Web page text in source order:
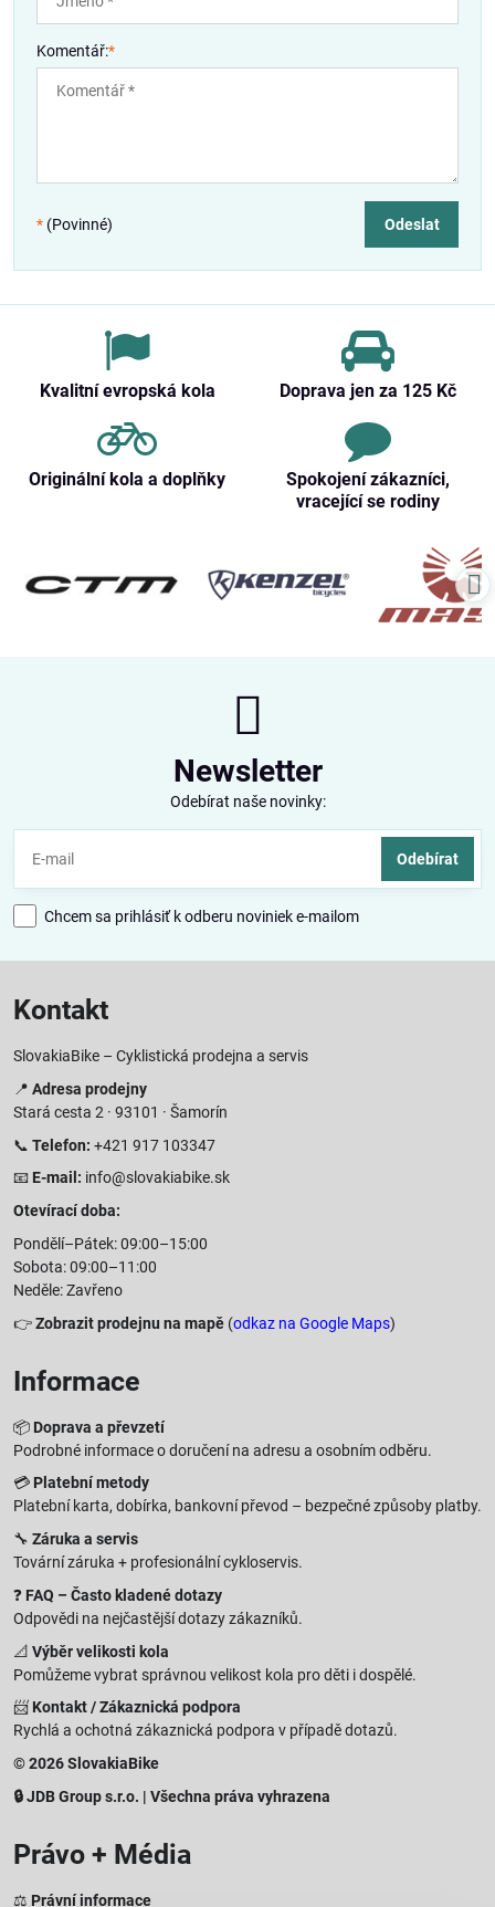
Komentář:*
* (Povinné) Odeslat
Kvalitní evropská kola Doprava jen za 125 Kč
Originální kola a doplňky
Spokojení zákazníci,
vracející se rodiny
Newsletter
Odebírat naše novinky:
Odebírat
Chcem sa prihlásiť k odberu noviniek e-mailom
Kontakt
SlovakiaBike – Cyklistická prodejna a servis
📍 Adresa prodejny
Stará cesta 2 · 93101 · Šamorín
📞 Telefon: +421 917 103347
📧 E-mail: info@slovakiabike.sk
Otevírací doba:
Pondělí–Pátek: 09:00–15:00
Sobota: 09:00–11:00
Neděle: Zavřeno
👉Zobrazit prodejnu na mapě (odkaz na Google Maps)
Informace
📦 Doprava a převzetí
Podrobné informace o doručení na adresu a osobním odběru.
💳 Platební metody
Platební karta, dobírka, bankovní převod – bezpečné způsoby platby.
🔧 Záruka a servis
Tovární záruka + profesionální cykloservis.
❓ FAQ – Často kladené dotazy
Odpovědi na nejčastější dotazy zákazníků.
📐 Výběr velikosti kola
Pomůžeme vybrat správnou velikost kola pro děti i dospělé.
📨 Kontakt / Zákaznická podpora
Rychlá a ochotná zákaznická podpora v případě dotazů.
© 2026 SlovakiaBike
🔒 JDB Group s.r.o. | Všechna práva vyhrazena
Právo + Média
⚖️ Právní informace